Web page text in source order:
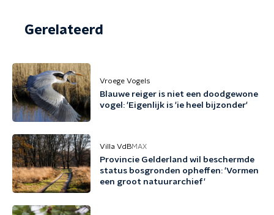
Gerelateerd
Vroege Vogels
Blauwe reiger is niet een doodgewone
vogel: 'Eigenlijk is 'ie heel bijzonder'
Villa VdBMAX
Provincie Gelderland wil beschermde
status bosgronden opheffen: 'Vormen
een groot natuurarchief'